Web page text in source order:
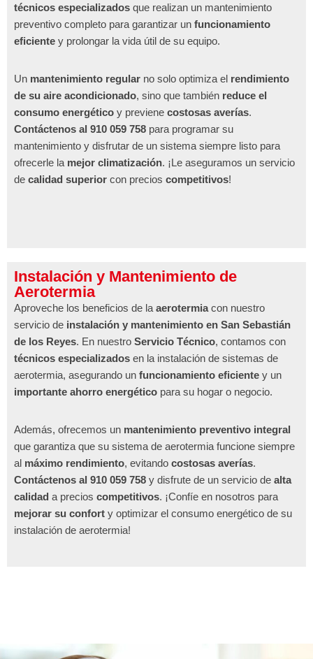
técnicos especializados que realizan un mantenimiento
preventivo completo para garantizar un funcionamiento
eficiente y prolongar la vida útil de su equipo.
Un mantenimiento regular no solo optimiza el rendimiento
de su aire acondicionado, sino que también reduce el
consumo energético y previene costosas averías.
Contáctenos al 910 059 758 para programar su
mantenimiento y disfrutar de un sistema siempre listo para
ofrecerle la mejor climatización. ¡Le aseguramos un servicio
de calidad superior con precios competitivos!
Instalación y Mantenimiento de
Aerotermia
Aproveche los beneficios de la aerotermiacon nuestro
servicio de instalación y mantenimiento en San Sebastián
de los Reyes. En nuestro Servicio Técnico, contamos con
técnicos especializados en la instalación de sistemas de
aerotermia, asegurando un funcionamiento eficiente y un
importante ahorro energético para su hogar o negocio.
Además, ofrecemos un mantenimiento preventivo integral
que garantiza que su sistema de aerotermia funcione siempre
al máximo rendimiento, evitando costosas averías.
Contáctenos al 910 059 758 y disfrute de un servicio de alta
calidad a precios competitivos. ¡Confíe en nosotros para
mejorar su confort y optimizar el consumo energético de su
instalación de aerotermia!